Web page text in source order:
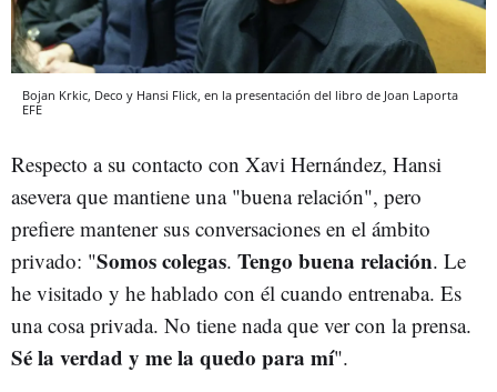
Bojan Krkic, Deco y Hansi Flick, en la presentación del libro de Joan Laporta
EFE
Respecto a su contacto con Xavi Hernández, Hansi
asevera que mantiene una "buena relación", pero
prefiere mantener sus conversaciones en el ámbito
privado: "Somos colegas. Tengo buena relación. Le
he visitado y he hablado con él cuando entrenaba. Es
una cosa privada. No tiene nada que ver con la prensa.
Sé la verdad y me la quedo para mí".